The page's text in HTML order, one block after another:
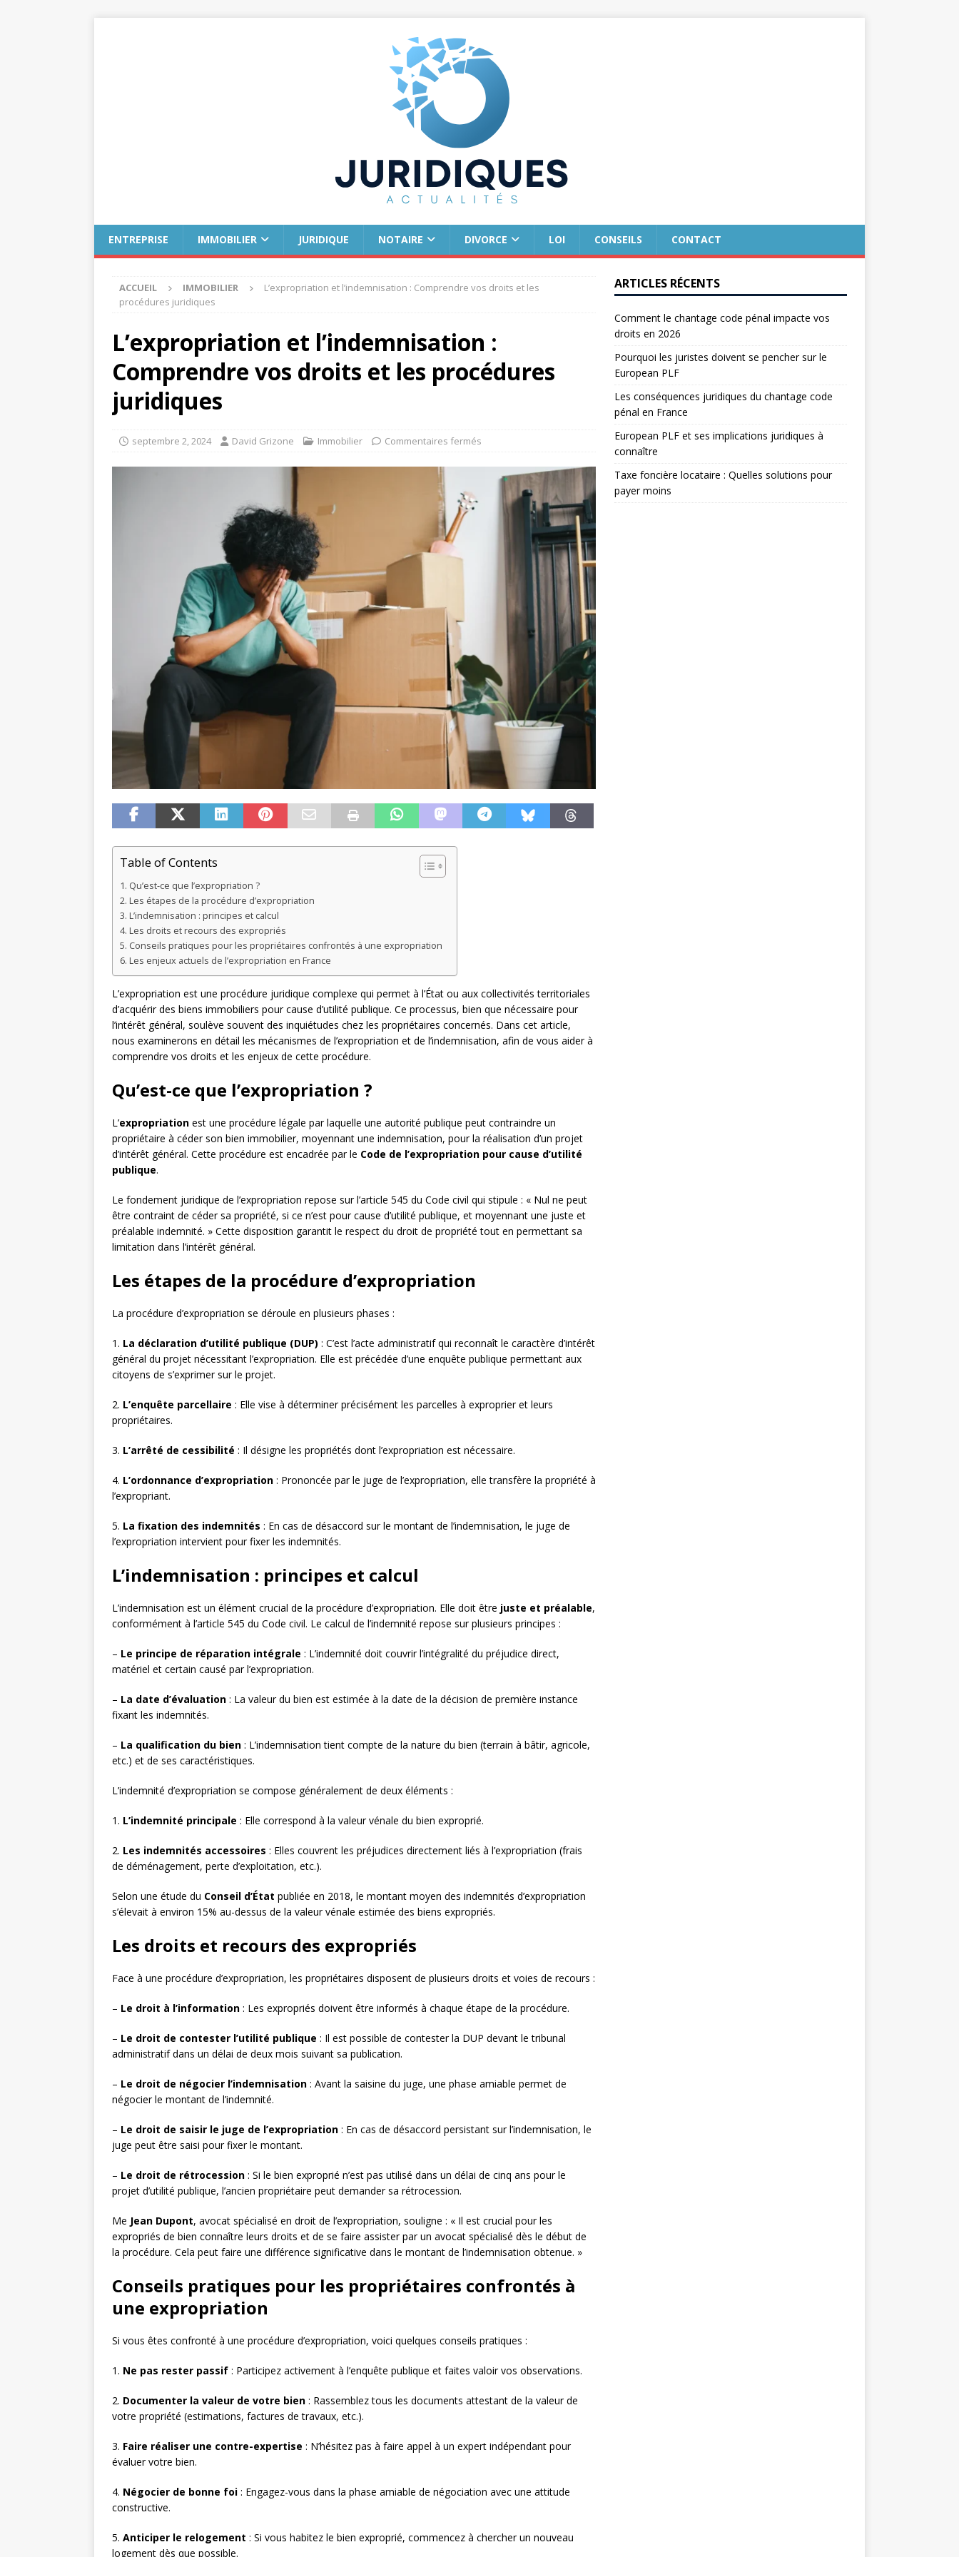
ENTREPRISE IMMOBILIER JURIDIQUE NOTAIRE DIVORCE LOI CONSEILS CONTACT
ACCUEIL IMMOBILIER
L’expropriation et l’indemnisation : Comprendre vos droits et les
procédures juridiques
L’expropriation et l’indemnisation :
Comprendre vos droits et les procédures
juridiques
septembre 2, 2024 David Grizone Immobilier Commentaires fermés
Table of Contents
Qu’est-ce que l’expropriation ?
Les étapes de la procédure d’expropriation
L’indemnisation : principes et calcul
Les droits et recours des expropriés
Conseils pratiques pour les propriétaires confrontés à une expropriation
Les enjeux actuels de l’expropriation en France
L’expropriation est une procédure juridique complexe qui permet à l’État ou aux collectivités territoriales
d’acquérir des biens immobiliers pour cause d’utilité publique. Ce processus, bien que nécessaire pour
l’intérêt général, soulève souvent des inquiétudes chez les propriétaires concernés. Dans cet article,
nous examinerons en détail les mécanismes de l’expropriation et de l’indemnisation, afin de vous aider à
comprendre vos droits et les enjeux de cette procédure.
Qu’est-ce que l’expropriation ?
L’expropriation est une procédure légale par laquelle une autorité publique peut contraindre un
propriétaire à céder son bien immobilier, moyennant une indemnisation, pour la réalisation d’un projet
d’intérêt général. Cette procédure est encadrée par le Code de l’expropriation pour cause d’utilité
publique.
Le fondement juridique de l’expropriation repose sur l’article 545 du Code civil qui stipule : « Nul ne peut
être contraint de céder sa propriété, si ce n’est pour cause d’utilité publique, et moyennant une juste et
préalable indemnité. » Cette disposition garantit le respect du droit de propriété tout en permettant sa
limitation dans l’intérêt général.
Les étapes de la procédure d’expropriation
La procédure d’expropriation se déroule en plusieurs phases :
1. La déclaration d’utilité publique (DUP) : C’est l’acte administratif qui reconnaît le caractère d’intérêt
général du projet nécessitant l’expropriation. Elle est précédée d’une enquête publique permettant aux
citoyens de s’exprimer sur le projet.
2. L’enquête parcellaire : Elle vise à déterminer précisément les parcelles à exproprier et leurs
propriétaires.
3. L’arrêté de cessibilité : Il désigne les propriétés dont l’expropriation est nécessaire.
4. L’ordonnance d’expropriation : Prononcée par le juge de l’expropriation, elle transfère la propriété à
l’expropriant.
5. La fixation des indemnités : En cas de désaccord sur le montant de l’indemnisation, le juge de
l’expropriation intervient pour fixer les indemnités.
L’indemnisation : principes et calcul
L’indemnisation est un élément crucial de la procédure d’expropriation. Elle doit être juste et préalable,
conformément à l’article 545 du Code civil. Le calcul de l’indemnité repose sur plusieurs principes :
– Le principe de réparation intégrale : L’indemnité doit couvrir l’intégralité du préjudice direct,
matériel et certain causé par l’expropriation.
– La date d’évaluation : La valeur du bien est estimée à la date de la décision de première instance
fixant les indemnités.
– La qualification du bien : L’indemnisation tient compte de la nature du bien (terrain à bâtir, agricole,
etc.) et de ses caractéristiques.
L’indemnité d’expropriation se compose généralement de deux éléments :
1. L’indemnité principale : Elle correspond à la valeur vénale du bien exproprié.
2. Les indemnités accessoires : Elles couvrent les préjudices directement liés à l’expropriation (frais
de déménagement, perte d’exploitation, etc.).
Selon une étude du Conseil d’État publiée en 2018, le montant moyen des indemnités d’expropriation
s’élevait à environ 15% au-dessus de la valeur vénale estimée des biens expropriés.
Les droits et recours des expropriés
Face à une procédure d’expropriation, les propriétaires disposent de plusieurs droits et voies de recours :
– Le droit à l’information : Les expropriés doivent être informés à chaque étape de la procédure.
– Le droit de contester l’utilité publique : Il est possible de contester la DUP devant le tribunal
administratif dans un délai de deux mois suivant sa publication.
– Le droit de négocier l’indemnisation : Avant la saisine du juge, une phase amiable permet de
négocier le montant de l’indemnité.
– Le droit de saisir le juge de l’expropriation : En cas de désaccord persistant sur l’indemnisation, le
juge peut être saisi pour fixer le montant.
– Le droit de rétrocession : Si le bien exproprié n’est pas utilisé dans un délai de cinq ans pour le
projet d’utilité publique, l’ancien propriétaire peut demander sa rétrocession.
Me Jean Dupont, avocat spécialisé en droit de l’expropriation, souligne : « Il est crucial pour les
expropriés de bien connaître leurs droits et de se faire assister par un avocat spécialisé dès le début de
la procédure. Cela peut faire une différence significative dans le montant de l’indemnisation obtenue. »
Conseils pratiques pour les propriétaires confrontés à
une expropriation
Si vous êtes confronté à une procédure d’expropriation, voici quelques conseils pratiques :
1. Ne pas rester passif : Participez activement à l’enquête publique et faites valoir vos observations.
2. Documenter la valeur de votre bien : Rassemblez tous les documents attestant de la valeur de
votre propriété (estimations, factures de travaux, etc.).
3. Faire réaliser une contre-expertise : N’hésitez pas à faire appel à un expert indépendant pour
évaluer votre bien.
4. Négocier de bonne foi : Engagez-vous dans la phase amiable de négociation avec une attitude
constructive.
5. Anticiper le relogement : Si vous habitez le bien exproprié, commencez à chercher un nouveau
logement dès que possible.
ARTICLES RÉCENTS
Comment le chantage code pénal impacte vos
droits en 2026
Pourquoi les juristes doivent se pencher sur le
European PLF
Les conséquences juridiques du chantage code
pénal en France
European PLF et ses implications juridiques à
connaître
Taxe foncière locataire : Quelles solutions pour
payer moins